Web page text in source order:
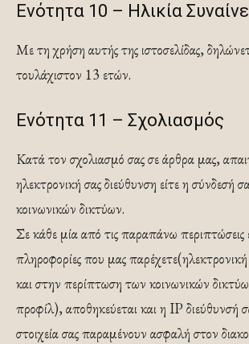
Ενότητα 10 – Ηλικία
Με τη χρήση αυτής της ιστοσελίδας,
τουλάχιστον 13 ετών.
Ενότητα 11 – Σχολιασμός
Κατά τον σχολιασμό σας σε άρθρα μας,
ηλεκτρονική σας διεύθυνση είτε η σύνδεσή
κοινωνικών δικτύων.
Σε κάθε μία από τις παραπάνω περιπτώσεις
πληροφορίες που μας
και στην περίπτωση των κοινωνικών
προφίλ), αποθηκεύεται και η IP διεύθυνσή
στοιχεία σας παραμένουν ασφαλή στον